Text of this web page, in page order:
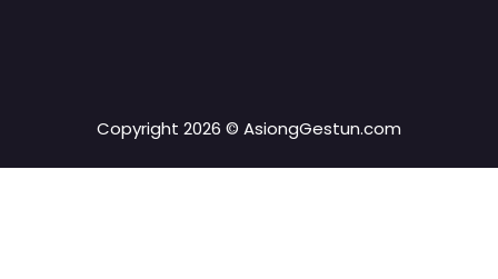
Copyright 2026 © AsiongGestun.com